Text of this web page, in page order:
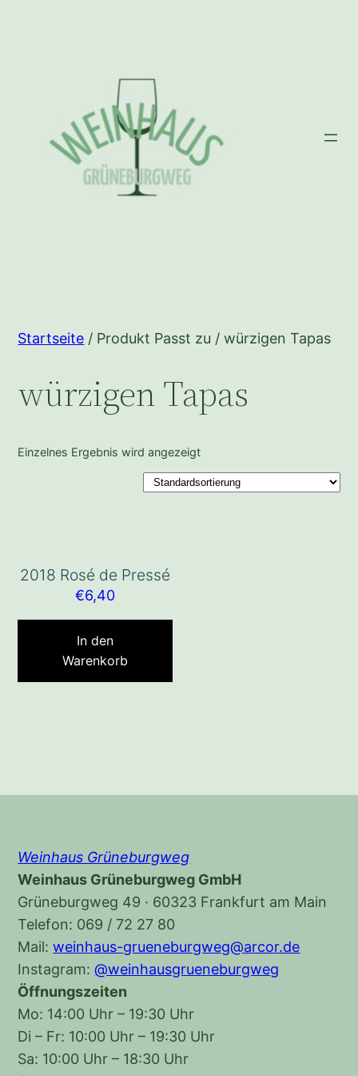
Startseite / Produkt Passt zu / würzigen Tapas
würzigen Tapas
Einzelnes Ergebnis wird angezeigt
2018 Rosé de Pressé
€6,40
In den
Warenkorb
Weinhaus Grüneburgweg
Weinhaus Grüneburgweg GmbH
Grüneburgweg 49 · 60323 Frankfurt am Main
Telefon: 069 / 72 27 80
Mail:weinhaus-grueneburgweg@arcor.de
Instagram:@weinhausgrueneburgweg
Öffnungszeiten
Mo: 14:00 Uhr – 19:30 Uhr
Di – Fr: 10:00 Uhr – 19:30 Uhr
Sa: 10:00 Uhr – 18:30 Uhr